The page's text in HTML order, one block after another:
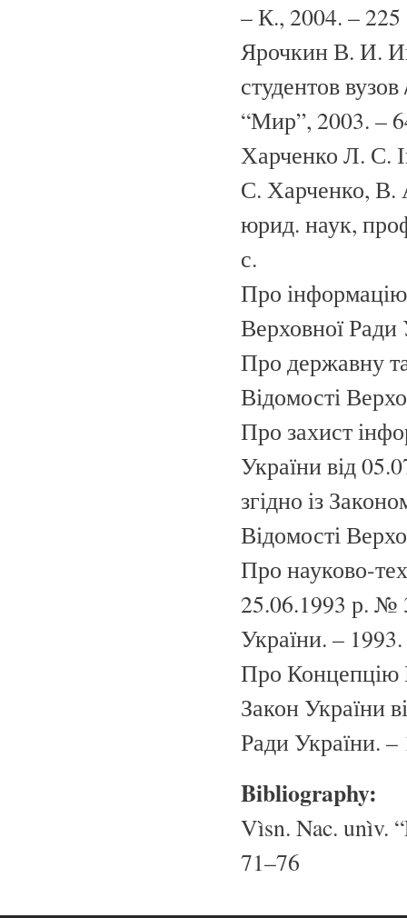
– К., 2004. – 225
Ярочкин В. И.
студентов
“Мир”, 2003. –
Харченко Л. С.
С. Харченко, В.
юрид. наук,
с.
Про
Верховної
Про державну
Відомості
Про захист
України від
згідно із
Відомості
Про науково-
25.06.1993 р. №
України. –
Про Концепцію
Закон України
Ради України.
Bibliography:
Vìsn. Nac. unìv.
71–76